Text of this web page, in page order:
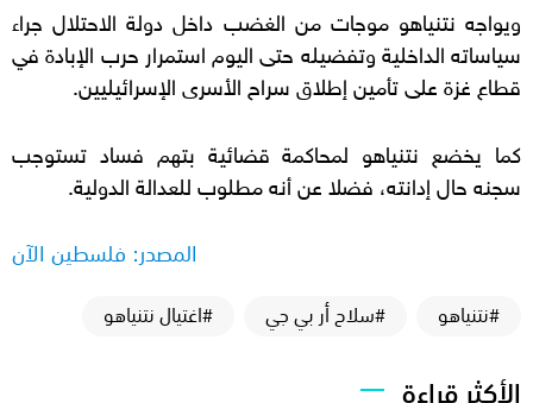
ويواجه نتنياهو موجات من الغضب داخل دولة الاحتلال جراء
سياساته الداخلية وتفضيله حتى اليوم استمرار حرب الإبادة في
قطاع غزة على تأمين إطلاق سراح الأسرى الإسرائيليين.
كما يخضع نتنياهو لمحاكمة قضائية بتهم فساد تستوجب
سجنه حال إدانته، فضلا عن أنه مطلوب للعدالة الدولية.
المصدر: فلسطين الآن
#نتنياهو #سلاح أر بي جي #اغتيال نتنياهو
الأكثر قراءة